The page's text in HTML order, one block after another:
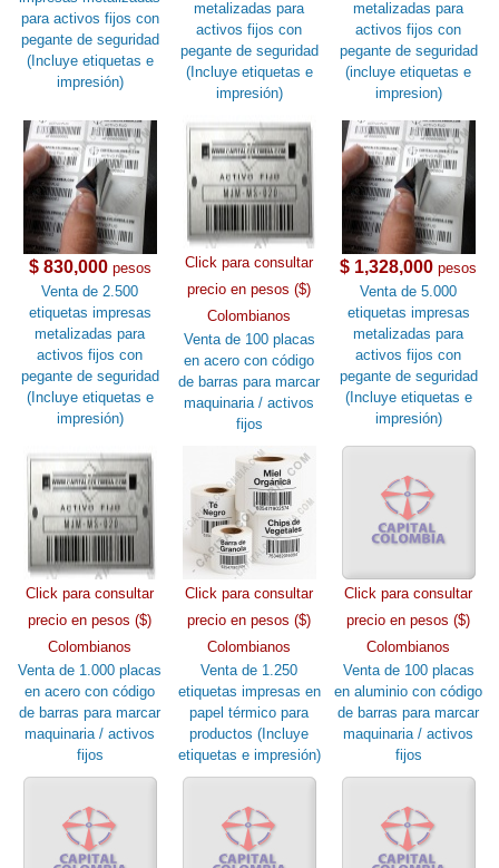
para activos fijos con
pegante de seguridad
(Incluye etiquetas e
impresión)
metalizadas para
activos fijos con
pegante de seguridad
(Incluye etiquetas e
impresión)
metalizadas para
activos fijos con
pegante de seguridad
(incluye etiquetas e
impresion)
$ 830,000pesos
Venta de 2.500
etiquetas impresas
metalizadas para
activos fijos con
pegante de seguridad
(Incluye etiquetas e
impresión)
Click para consultar
precio en pesos ($)
Colombianos
Venta de 100 placas
en acero con código
de barras para marcar
maquinaria / activos
fijos
$ 1,328,000 pesos
Venta de 5.000
etiquetas impresas
metalizadas para
activos fijos con
pegante de seguridad
(Incluye etiquetas e
impresión)
Click para consultar
precio en pesos ($)
Colombianos
Venta de 1.000 placas
en acero con código
de barras para marcar
maquinaria / activos
fijos
Click para consultar
precio en pesos ($)
Colombianos
Venta de 1.250
etiquetas impresas en
papel térmico para
productos (Incluye
etiquetas e impresión)
Click para consultar
precio en pesos ($)
Colombianos
Venta de 100 placas
en aluminio con código
de barras para marcar
maquinaria / activos
fijos